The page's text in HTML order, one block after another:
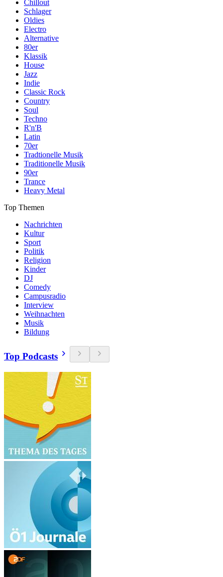
Chillout
Schlager
Oldies
Electro
Alternative
80er
Klassik
House
Jazz
Indie
Classic Rock
Country
Soul
Techno
R'n'B
Latin
70er
Tradtionelle Musik
Traditionelle Musik
90er
Trance
Heavy Metal
Top Themen
Nachrichten
Kultur
Sport
Politik
Religion
Kinder
DJ
Comedy
Campusradio
Interview
Weihnachten
Musik
Bildung
Top Podcasts